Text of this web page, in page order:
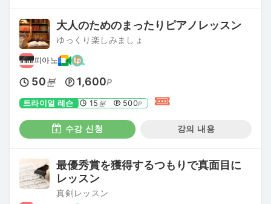
大人のためのまったりピアノレッスン
ゆっくり楽しみましょ
피아노
50분 1,600P
트라이얼 레슨 15 분 500P
수강 신청 강의 내용
最優秀賞を獲得するつもりで真面目に
レッスン
真剣レッスン